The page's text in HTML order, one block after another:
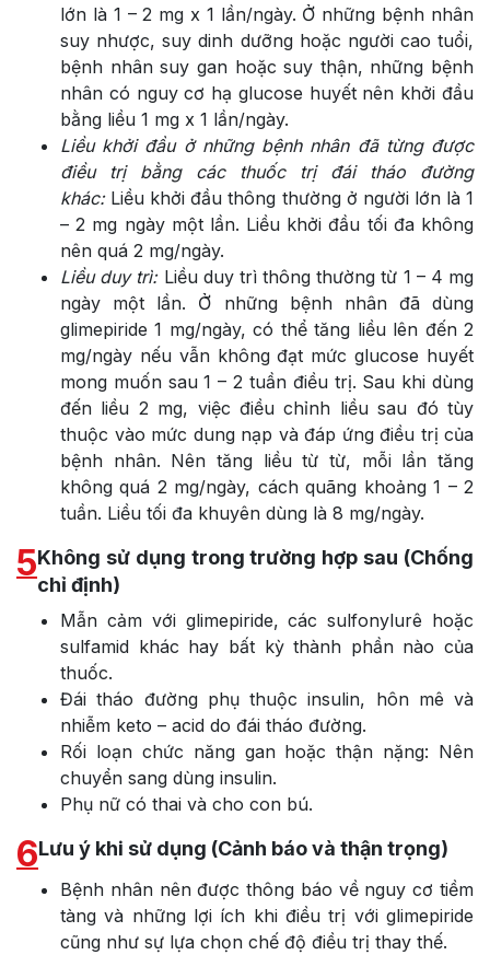
lớn là 1 – 2 mg x 1 lần/ngày. Ở những bệnh nhân
suy nhược, suy dinh dưỡng hoặc người cao tuổi,
bệnh nhân suy gan hoặc suy thận, những bệnh
nhân có nguy cơ hạ glucose huyết nên khởi đầu
bằng liều 1 mg x 1 lần/ngày.
Liều khởi đầu ở những bệnh nhân đã từng được
điều trị bằng các thuốc trị đái tháo đường
khác:Liều khởi đầu thông thường ở người lớn là 1
– 2 mg ngày một lần. Liều khởi đầu tối đa không
nên quá 2 mg/ngày.
Liều duy trì:Liều duy trì thông thường từ 1 – 4 mg
ngày một lần. Ở những bệnh nhân đã dùng
glimepiride 1 mg/ngày, có thể tăng liều lên đến 2
mg/ngày nếu vẫn không đạt mức glucose huyết
mong muốn sau 1 – 2 tuần điều trị. Sau khi dùng
đến liều 2 mg, việc điều chỉnh liều sau đó tùy
thuộc vào mức dung nạp và đáp ứng điều trị của
bệnh nhân. Nên tăng liều từ từ, mỗi lần tăng
không quá 2 mg/ngày, cách quãng khoảng 1 – 2
tuần. Liều tối đa khuyên dùng là 8 mg/ngày.
5Không sử dụng trong trường hợp sau (Chống
chỉ định)
Mẫn cảm với glimepiride, các sulfonylurê hoặc
sulfamid khác hay bất kỳ thành phần nào của
thuốc.
Đái tháo đường phụ thuộc insulin, hôn mê và
nhiễm keto – acid do đái tháo đường.
Rối loạn chức năng gan hoặc thận nặng: Nên
chuyển sang dùng insulin.
Phụ nữ có thai và cho con bú.
6Lưu ý khi sử dụng (Cảnh báo và thận trọng)
Bệnh nhân nên được thông báo về nguy cơ tiềm
tàng và những lợi ích khi điều trị với glimepiride
cũng như sự lựa chọn chế độ điều trị thay thế.